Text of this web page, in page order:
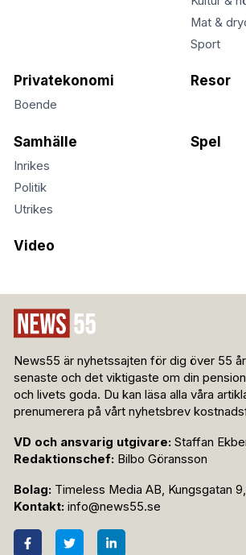
Mat &
Sport
Privatekonomi
Boende
Resor
Samhälle
Inrikes
Politik
Utrikes
Spel
Video
News55 är nyhetssajten för dig över 55
senaste och det viktigaste om din
och livets goda. Du kan läsa alla våra
prenumerera på vårt nyhetsbrev
VD och ansvarig utgivare: Staffan
Redaktionschef: Bilbo Göransson
Bolag: Timeless Media AB, Kungsgatan 9,
Kontakt: info@news55.se